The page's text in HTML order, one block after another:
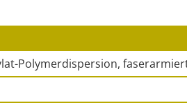
Polymerdispersion,